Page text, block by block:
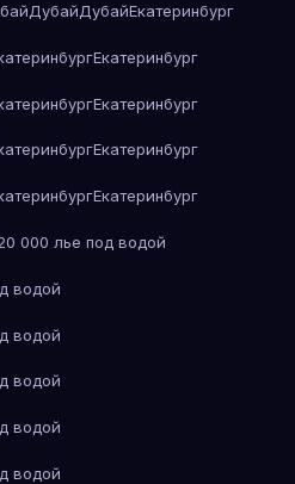
ДубайДубайЕкатеринбург
Екатеринбург
Екатеринбург
Екатеринбург
Екатеринбург
000 лье под водой
водой
водой
водой
водой
водой